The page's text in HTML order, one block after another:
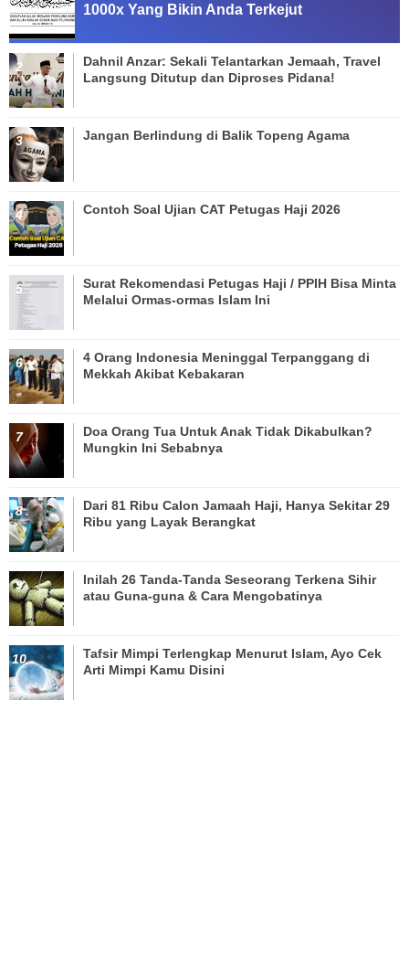
1000x Yang Bikin Anda Terkejut
Dahnil Anzar: Sekali Telantarkan Jemaah, Travel
Langsung Ditutup dan Diproses Pidana!
Jangan Berlindung di Balik Topeng Agama
Contoh Soal Ujian CAT Petugas Haji 2026
Surat Rekomendasi Petugas Haji / PPIH Bisa Minta
Melalui Ormas-ormas Islam Ini
4 Orang Indonesia Meninggal Terpanggang di
Mekkah Akibat Kebakaran
Doa Orang Tua Untuk Anak Tidak Dikabulkan?
Mungkin Ini Sebabnya
Dari 81 Ribu Calon Jamaah Haji, Hanya Sekitar 29
Ribu yang Layak Berangkat
Inilah 26 Tanda-Tanda Seseorang Terkena Sihir
atau Guna-guna & Cara Mengobatinya
Tafsir Mimpi Terlengkap Menurut Islam, Ayo Cek
Arti Mimpi Kamu Disini